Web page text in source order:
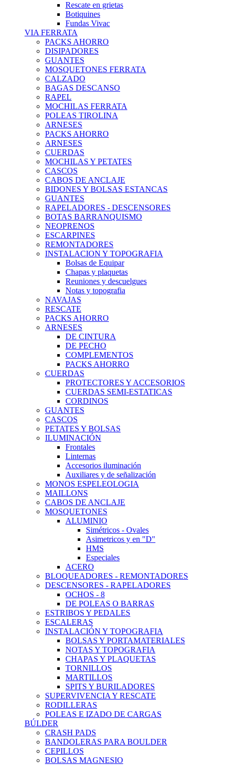
Rescate en grietas
Botiquines
Fundas Vivac
VIA FERRATA
PACKS AHORRO
DISIPADORES
GUANTES
MOSQUETONES FERRATA
CALZADO
BAGAS DESCANSO
RAPEL
MOCHILAS FERRATA
POLEAS TIROLINA
ARNESES
PACKS AHORRO
ARNESES
CUERDAS
MOCHILAS Y PETATES
CASCOS
CABOS DE ANCLAJE
BIDONES Y BOLSAS ESTANCAS
GUANTES
RAPELADORES - DESCENSORES
BOTAS BARRANQUISMO
NEOPRENOS
ESCARPINES
REMONTADORES
INSTALACION Y TOPOGRAFIA
Bolsas de Equipar
Chapas y plaquetas
Reuniones y descuelgues
Notas y topografia
NAVAJAS
RESCATE
PACKS AHORRO
ARNESES
DE CINTURA
DE PECHO
COMPLEMENTOS
PACKS AHORRO
CUERDAS
PROTECTORES Y ACCESORIOS
CUERDAS SEMI-ESTATICAS
CORDINOS
GUANTES
CASCOS
PETATES Y BOLSAS
ILUMINACIÓN
Frontales
Linternas
Accesorios iluminación
Auxiliares y de señalización
MONOS ESPELEOLOGIA
MAILLONS
CABOS DE ANCLAJE
MOSQUETONES
ALUMINIO
Simétricos - Ovales
Asimetricos y en "D"
HMS
Especiales
ACERO
BLOQUEADORES - REMONTADORES
DESCENSORES - RAPELADORES
OCHOS - 8
DE POLEAS O BARRAS
ESTRIBOS Y PEDALES
ESCALERAS
INSTALACIÓN Y TOPOGRAFIA
BOLSAS Y PORTAMATERIALES
NOTAS Y TOPOGRAFIA
CHAPAS Y PLAQUETAS
TORNILLOS
MARTILLOS
SPITS Y BURILADORES
SUPERVIVENCIA Y RESCATE
RODILLERAS
POLEAS E IZADO DE CARGAS
BÚLDER
CRASH PADS
BANDOLERAS PARA BOULDER
CEPILLOS
BOLSAS MAGNESIO